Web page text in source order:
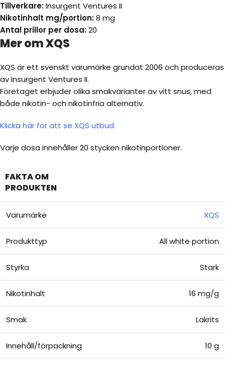
Tillverkare:Insurgent Ventures II
Nikotinhalt mg/portion:8 mg
Antal prillor per dosa:20
Mer om XQS
XQS är ett svenskt varumärke grundat 2006 och produceras
av Insurgent Ventures II.
Företaget erbjuder olika smakvarianter av vitt snus, med
både nikotin- och nikotinfria alternativ.
Klicka här för att se XQS utbud.
Varje dosa innehåller 20 stycken nikotinportioner.
FAKTA OM
PRODUKTEN
Varumärke XQS
Produkttyp All white portion
Styrka Stark
Nikotinhalt 16 mg/g
Smak Lakrits
Innehåll/förpackning 10 g